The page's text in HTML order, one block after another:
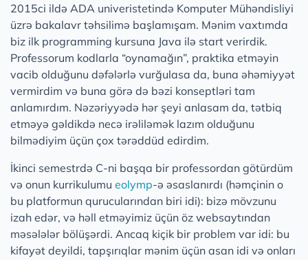
2015ci ildə ADA univeristetində Komputer Mühəndisliyi
üzrə bakalavr təhsilimə başlamışam. Mənim vaxtımda
biz ilk programming kursuna Java ilə start verirdik.
Professorum kodlarla “oynamağın”, praktika etməyin
vacib olduğunu dəfələrlə vurğulasa da, buna əhəmiyyət
vermirdim və buna görə də bəzi konseptləri tam
anlamırdım. Nəzəriyyədə hər şeyi anlasam da, tətbiq
etməyə gəldikdə necə irəliləmək lazım olduğunu
bilmədiyim üçün çox tərəddüd edirdim.
İkinci semestrdə C-ni başqa bir professordan götürdüm
və onun kurrikulumu eolymp-ə əsaslanırdı (həmçinin o
bu platformun qurucularından biri idi): bizə mövzunu
izah edər, və həll etməyimiz üçün öz websaytından
məsələlər bölüşərdi. Ancaq kiçik bir problem var idi: bu
kifayət deyildi, tapşırıqlar mənim üçün asan idi və onları